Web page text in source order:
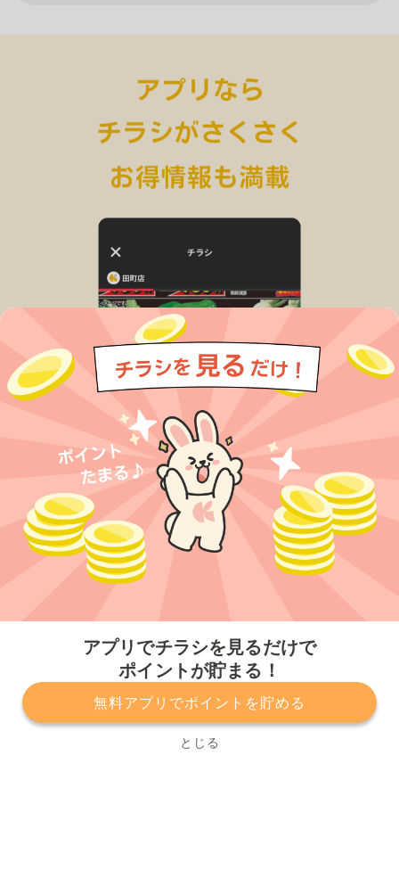
アプリでチラシを見るだけで
ポイントが貯まる！
無料アプリでポイントを貯める
とじる
プライバシーポリシー 利用規約
運営会社
サービスに関してのお問い合わせ